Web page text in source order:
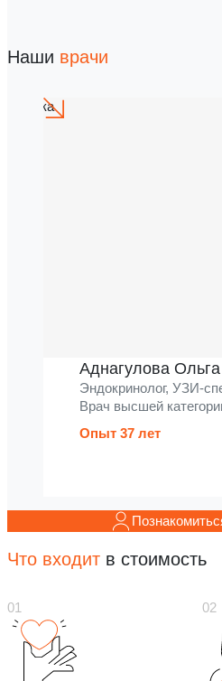
Наши врачи
Аднагулова
Эндокринолог, УЗИ-
Врач высшей
Опыт 37 лет
Что входит в стоимость